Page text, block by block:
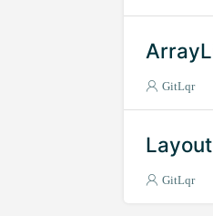
GitLqr
GitLqr